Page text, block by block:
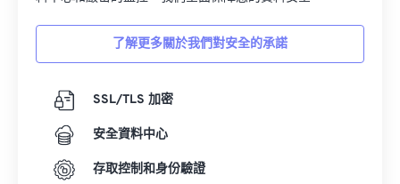
了解更多關於我們對安全的承諾
SSL/TLS 加密
安全資料中心
存取控制和身份驗證